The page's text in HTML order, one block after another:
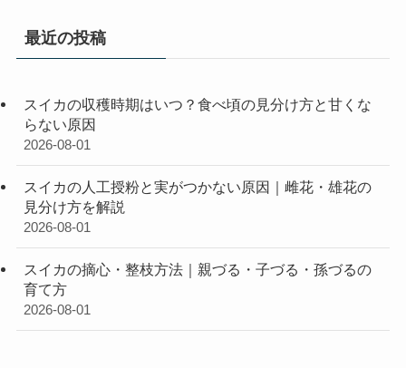
最近の投稿
スイカの収穫時期はいつ？食べ頃の見分け方と甘くな
らない原因
2026-08-01
スイカの人工授粉と実がつかない原因｜雌花・雄花の
見分け方を解説
2026-08-01
スイカの摘心・整枝方法｜親づる・子づる・孫づるの
育て方
2026-08-01